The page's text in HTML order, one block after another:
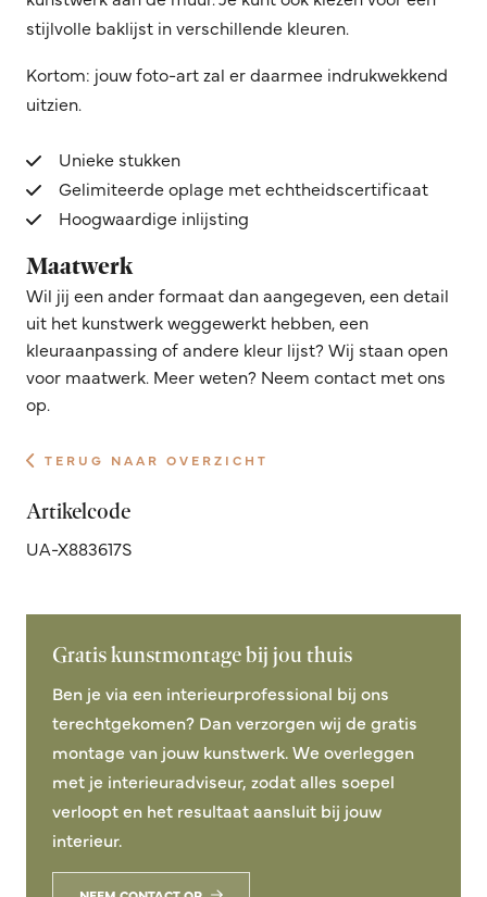
stijlvolle baklijst in verschillende kleuren.
Kortom: jouw foto-art zal er daarmee indrukwekkend
uitzien.
Unieke stukken
Gelimiteerde oplage met echtheidscertificaat
Hoogwaardige inlijsting
Maatwerk
Wil jij een ander formaat dan aangegeven, een detail
uit het kunstwerk weggewerkt hebben, een
kleuraanpassing of andere kleur lijst? Wij staan open
voor maatwerk. Meer weten? Neem contact met ons
op.
TERUG NAAR OVERZICHT
Artikelcode
UA-X883617S
Gratis kunstmontage bij jou thuis
Ben je via een interieurprofessional bij ons
terechtgekomen? Dan verzorgen wij de gratis
montage van jouw kunstwerk. We overleggen
met je interieuradviseur, zodat alles soepel
verloopt en het resultaat aansluit bij jouw
interieur.